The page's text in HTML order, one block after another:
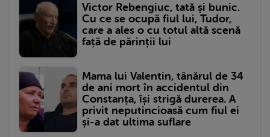
Victor Rebengiuc, tată și bunic.
Cu ce se ocupă fiul lui, Tudor,
care a ales o cu totul altă scenă
față de părinții lui
Mama lui Valentin, tânărul de 34
de ani mort în accidentul din
Constanța, își strigă durerea. A
privit neputincioasă cum fiul ei
și-a dat ultima suflare